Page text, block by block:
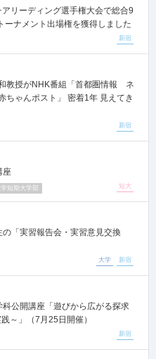
リーディング選手権大会で総合9
ーナメント出場権を獲得しました
新宿
教授がNHK番組「首都圏情報 ネ
ちゃんポスト」 密着1年 見えてき
新宿
座
短大
学短期大学部
「実習報告会・実習意見交換
大学 新宿
公開講座「遊びから広がる探求
～」（7月25日開催）
新宿